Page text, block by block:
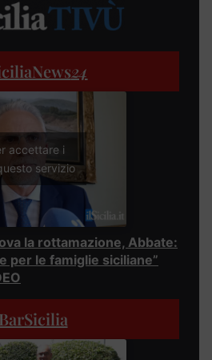
24
accettare i
servizio
la rottamazione, Abbate:
per le famiglie siciliane”
BarSicilia